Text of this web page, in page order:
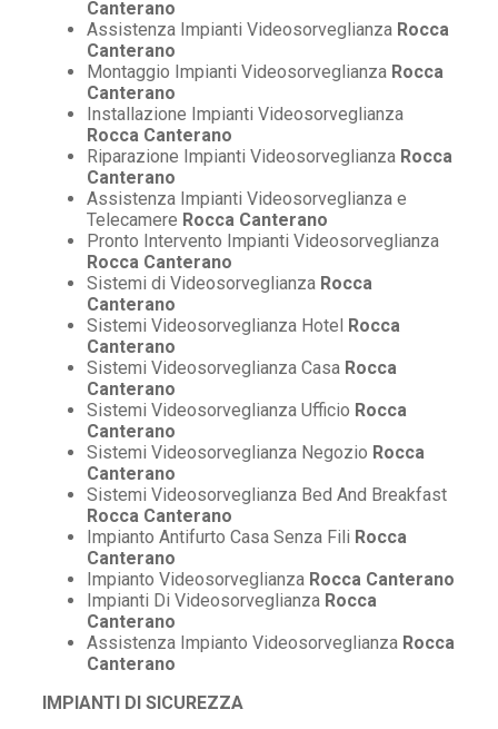
Canterano
Assistenza Impianti Videosorveglianza Rocca
Canterano
Montaggio Impianti Videosorveglianza Rocca
Canterano
Installazione Impianti Videosorveglianza
Rocca Canterano
Riparazione Impianti Videosorveglianza Rocca
Canterano
Assistenza Impianti Videosorveglianza e
Telecamere Rocca Canterano
Pronto Intervento Impianti Videosorveglianza
Rocca Canterano
Sistemi di Videosorveglianza Rocca
Canterano
Sistemi Videosorveglianza Hotel Rocca
Canterano
Sistemi Videosorveglianza Casa Rocca
Canterano
Sistemi Videosorveglianza Ufficio Rocca
Canterano
Sistemi Videosorveglianza Negozio Rocca
Canterano
Sistemi Videosorveglianza Bed And Breakfast
Rocca Canterano
Impianto Antifurto Casa Senza Fili Rocca
Canterano
Impianto Videosorveglianza Rocca Canterano
Impianti Di Videosorveglianza Rocca
Canterano
Assistenza Impianto Videosorveglianza Rocca
Canterano
IMPIANTI DI SICUREZZA